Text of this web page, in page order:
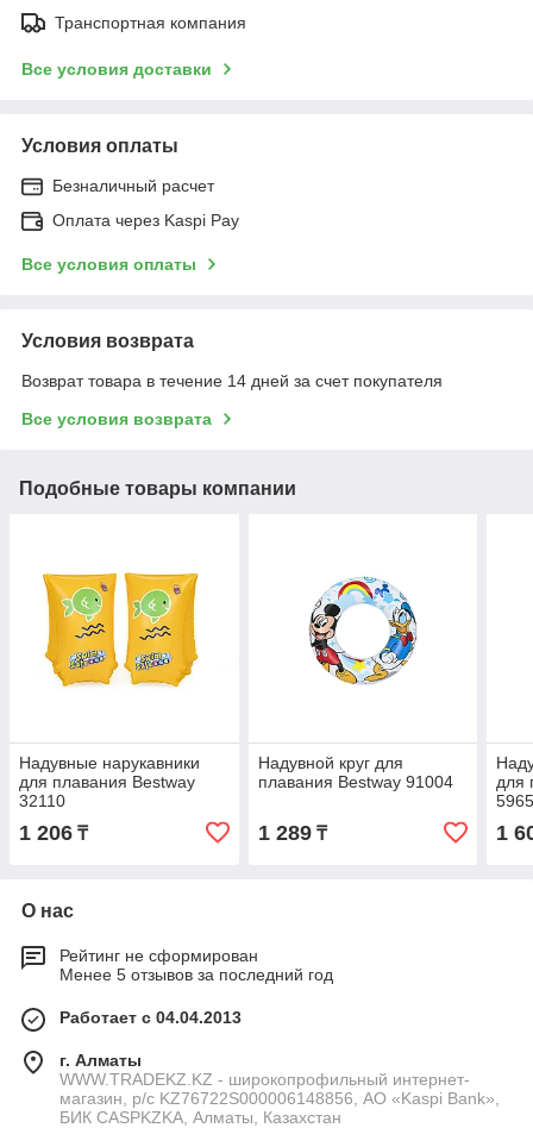
Транспортная компания
Все условия доставки
Условия оплаты
Безналичный расчет
Оплата через Kaspi Pay
Все условия оплаты
Условия возврата
Возврат товара в течение 14 дней за счет покупателя
Все условия возврата
Подобные товары компании
Надувные нарукавники
для плавания Bestway
32110
1 206 ₸
Надувной круг для
плавания Bestway 91004
1 289₸
для
1
О нас
Рейтинг не сформирован
Менее 5 отзывов за последний год
Работает с 04.04.2013
г. Алматы
WWW.TRADEKZ.KZ - широкопрофильный интернет-
магазин, р/с KZ76722S000006148856, АО «Kaspi Bank»,
БИК CASPKZKA, Алматы, Казахстан